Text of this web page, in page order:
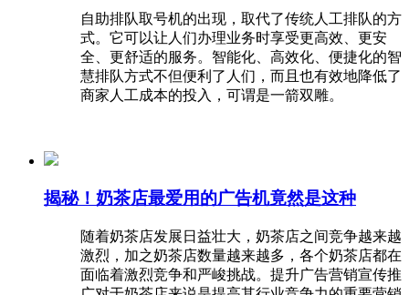
自助排队取号机的出现，取代了传统人工排队的方
式。它可以让人们办理业务时享受更高效、更安
全、更舒适的服务。智能化、高效化、便捷化的智
慧排队方式不但便利了人们，而且也有效地降低了
商家人工成本的投入，可谓是一箭双雕。
揭秘！奶茶店最爱用的广告机竟然是这种
随着奶茶店发展日益壮大，奶茶店之间竞争越来越
激烈，加之奶茶店数量越来越多，各个奶茶店都在
面临着激烈竞争和严峻挑战。提升广告营销宣传推